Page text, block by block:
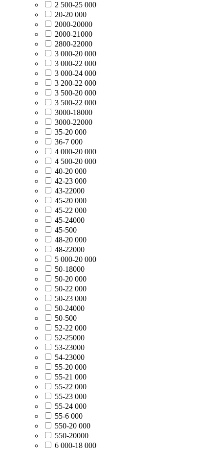
2 500-25 000
20-20 000
2000-20000
2000-21000
2800-22000
3 000-20 000
3 000-22 000
3 000-24 000
3 200-22 000
3 500-20 000
3 500-22 000
3000-18000
3000-22000
35-20 000
36-7 000
4 000-20 000
4 500-20 000
40-20 000
42-23 000
43-22000
45-20 000
45-22 000
45-24000
45-500
48-20 000
48-22000
5 000-20 000
50-18000
50-20 000
50-22 000
50-23 000
50-24000
50-500
52-22 000
52-25000
53-23000
54-23000
55-20 000
55-21 000
55-22 000
55-23 000
55-24 000
55-6 000
550-20 000
550-20000
6 000-18 000